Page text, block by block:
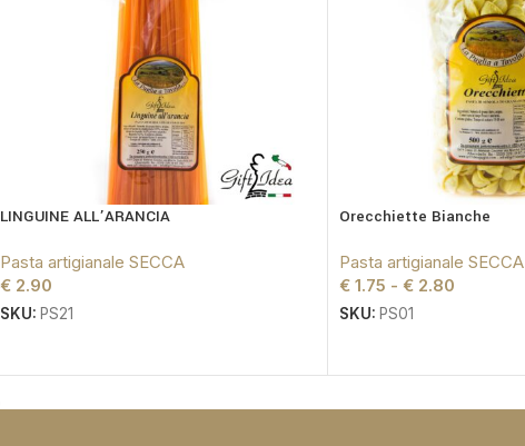
LINGUINE ALL’ARANCIA
Pasta artigianale SECCA
€ 2.90
SKU: PS21
Orecchiette Bianche
Pasta artigianale SECCA
€ 1.75 - € 2.80
SKU: PS01